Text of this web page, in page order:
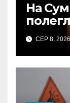
На
СЕР 8, 2026